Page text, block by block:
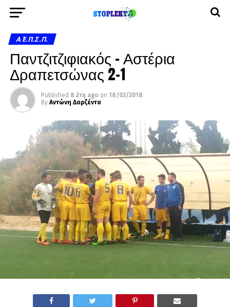
Α΄ Ε.Π.Σ.Π.
Παντζιτζιφιακός – Αστέρια
Δραπετσώνας 2-1
Published 8 έτη ago on 18/03/2018
By Αντώνη Δαρζέντα